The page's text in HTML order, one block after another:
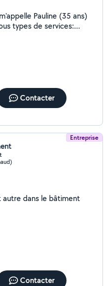
Pauline (35 ans)
types de services:
pas à me contacter ! A
Contacter
Entreprise
autre dans le bâtiment
Contacter